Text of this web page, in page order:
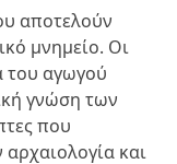
αποτελούν
μνημείο. Οι
του αγωγού
γνώση των
που
αρχαιολογία και